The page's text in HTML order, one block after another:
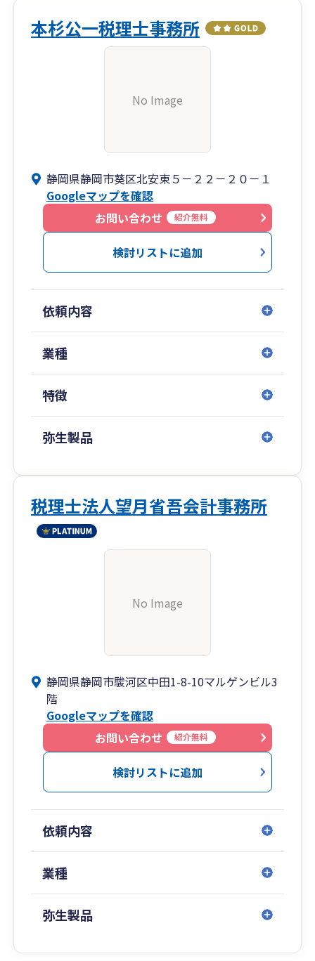
本杉公一税理士事務所
No Image
静岡県静岡市葵区北安東５－２２－２０－１
Googleマップを確認
お問い合わせ
紹介無料
検討リストに追加
依頼内容
業種
特徴
弥生製品
税理士法人望月省吾会計事務所
No Image
静岡県静岡市駿河区中田1-8-10マルゲンビル3
階
Googleマップを確認
お問い合わせ
紹介無料
検討リストに追加
依頼内容
業種
弥生製品